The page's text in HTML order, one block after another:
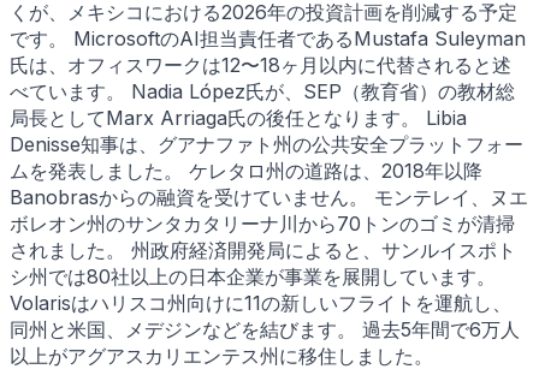
くが、メキシコにおける2026年の投資計画を削減する予定
です。 MicrosoftのAI担当責任者であるMustafa Suleyman
氏は、オフィスワークは12〜18ヶ月以内に代替されると述
べています。 Nadia López氏が、SEP（教育省）の教材総
局長としてMarx Arriaga氏の後任となります。 Libia
Denisse知事は、グアナファト州の公共安全プラットフォー
ムを発表しました。 ケレタロ州の道路は、2018年以降
Banobrasからの融資を受けていません。 モンテレイ、ヌエ
ボレオン州のサンタカタリーナ川から70トンのゴミが清掃
されました。 州政府経済開発局によると、サンルイスポト
シ州では80社以上の日本企業が事業を展開しています。
Volarisはハリスコ州向けに11の新しいフライトを運航し、
同州と米国、メデジンなどを結びます。 過去5年間で6万人
以上がアグアスカリエンテス州に移住しました。